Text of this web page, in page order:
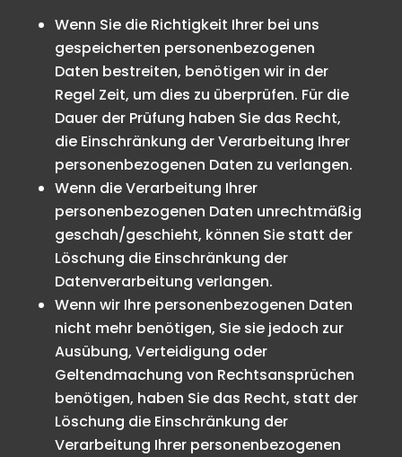
Wenn Sie die Richtigkeit Ihrer bei uns
gespeicherten personenbezogenen
Daten bestreiten, benötigen wir in der
Regel Zeit, um dies zu überprüfen. Für die
Dauer der Prüfung haben Sie das Recht,
die Einschränkung der Verarbeitung Ihrer
personenbezogenen Daten zu verlangen.
Wenn die Verarbeitung Ihrer
personenbezogenen Daten unrechtmäßig
geschah/geschieht, können Sie statt der
Löschung die Einschränkung der
Datenverarbeitung verlangen.
Wenn wir Ihre personenbezogenen Daten
nicht mehr benötigen, Sie sie jedoch zur
Ausübung, Verteidigung oder
Geltendmachung von Rechtsansprüchen
benötigen, haben Sie das Recht, statt der
Löschung die Einschränkung der
Verarbeitung Ihrer personenbezogenen